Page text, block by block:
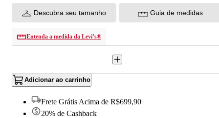
Descubra seu tamanho Guia de medidas
Entenda a medida da Levi’s®
Adicionar ao carrinho
Frete Grátis Acima de R$699,90
20% de Cashback